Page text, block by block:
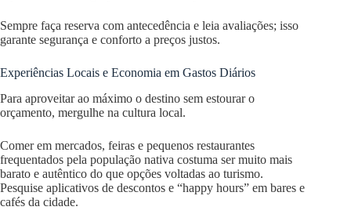
Sempre faça reserva com antecedência e leia avaliações; isso
garante segurança e conforto a preços justos.
Experiências Locais e Economia em Gastos Diários
Para aproveitar ao máximo o destino sem estourar o
orçamento, mergulhe na cultura local.
Comer em mercados, feiras e pequenos restaurantes
frequentados pela população nativa costuma ser muito mais
barato e autêntico do que opções voltadas ao turismo.
Pesquise aplicativos de descontos e “happy hours” em bares e
cafés da cidade.